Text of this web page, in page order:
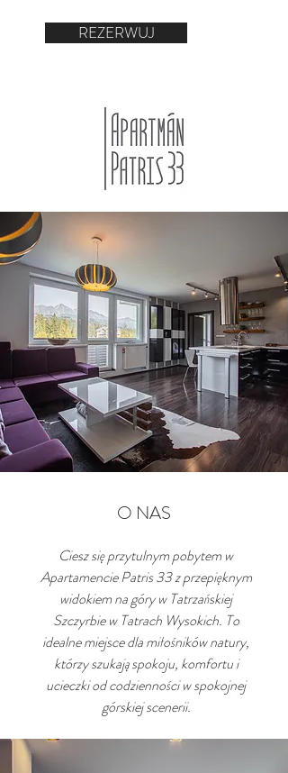
REZERWUJ
O NAS
Ciesz się przytulnym pobytem w
Apartamencie Patris 33 z przepięknym
widokiem na góry w Tatrzańskiej
Szczyrbie w Tatrach Wysokich. To
idealne miejsce dla miłośników natury,
którzy szukają spokoju, komfortu i
ucieczki od codzienności w spokojnej
górskiej scenerii.